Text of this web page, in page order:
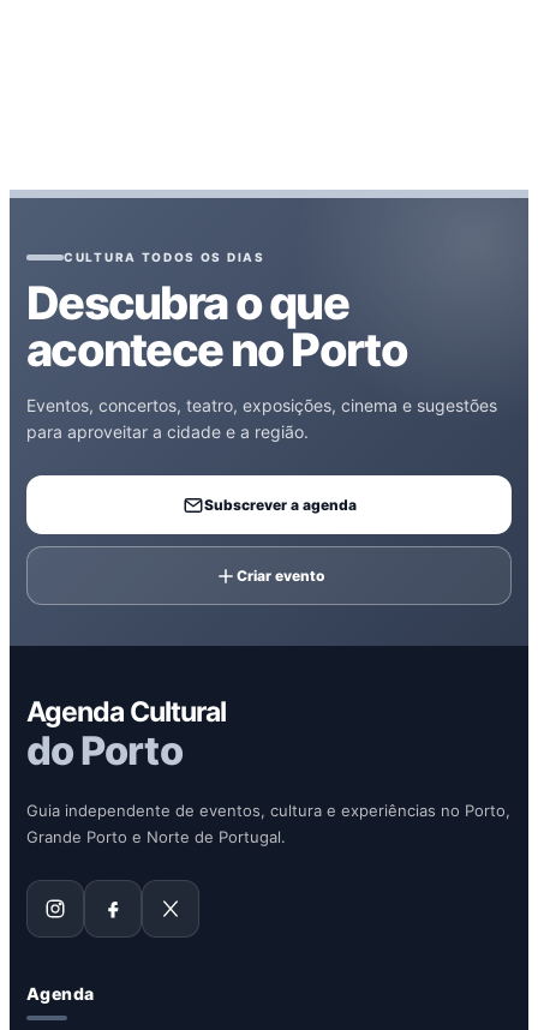
CULTURA TODOS OS DIAS
Descubra o que
acontece no Porto
Eventos, concertos, teatro, exposições, cinema e sugestões
para aproveitar a cidade e a região.
Subscrever a agenda
Criar evento
Agenda Cultural
do Porto
Guia independente de eventos, cultura e experiências no Porto,
Grande Porto e Norte de Portugal.
Agenda